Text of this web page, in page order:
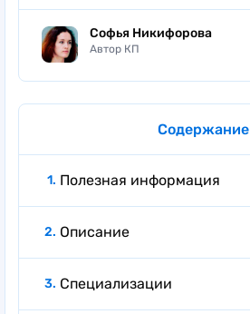
Софья Никифорова
Автор КП
Содержание
Полезная информация
Описание
Специализации